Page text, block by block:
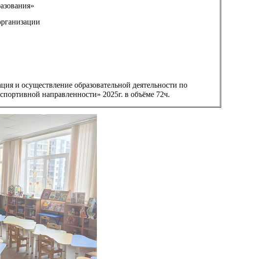
и осуществление образовательной деятельности по
направленности» 2025г. в объёме 72ч.